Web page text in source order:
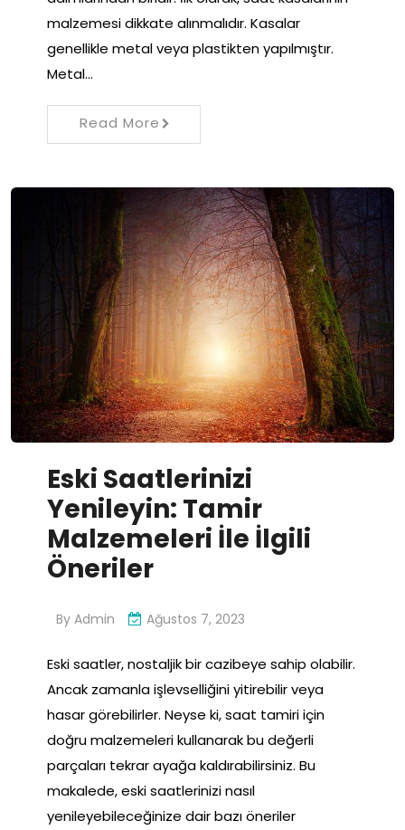
malzemesi dikkate alınmalıdır. Kasalar
genellikle metal veya plastikten yapılmıştır.
Metal…
Read More
Eski Saatlerinizi
Yenileyin: Tamir
Malzemeleri İle İlgili
Öneriler
By Admin Ağustos 7, 2023
Eski saatler, nostaljik bir cazibeye sahip olabilir.
Ancak zamanla işlevselliğini yitirebilir veya
hasar görebilirler. Neyse ki, saat tamiri için
doğru malzemeleri kullanarak bu değerli
parçaları tekrar ayağa kaldırabilirsiniz. Bu
makalede, eski saatlerinizi nasıl
yenileyebileceğinize dair bazı öneriler